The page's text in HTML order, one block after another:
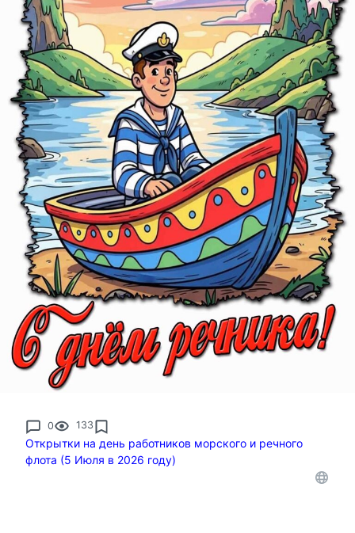
0 133
Открытки на день работников морского и речного
флота (5 Июля в 2026 году)